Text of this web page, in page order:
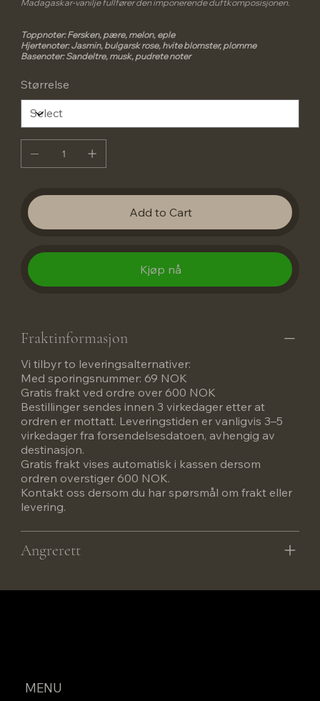
Madagaskar-vanilje fullfører den imponerende duftkomposisjonen.
Toppnoter: Fersken, pære, melon, eple
Hjertenoter: Jasmin, bulgarsk rose, hvite blomster, plomme
Basenoter: Sandeltre, musk, pudrete noter
Størrelse
Add to Cart
Kjøp nå
Fraktinformasjon
Vi tilbyr to leveringsalternativer:
Med sporingsnummer: 69 NOK
Gratis frakt ved ordre over 600 NOK
Bestillinger sendes innen 3 virkedager etter at
ordren er mottatt. Leveringstiden er vanligvis 3–5
virkedager fra forsendelsesdatoen, avhengig av
destinasjon.
Gratis frakt vises automatisk i kassen dersom
ordren overstiger 600 NOK.
Kontakt oss dersom du har spørsmål om frakt eller
levering.
Angrerett
MENU